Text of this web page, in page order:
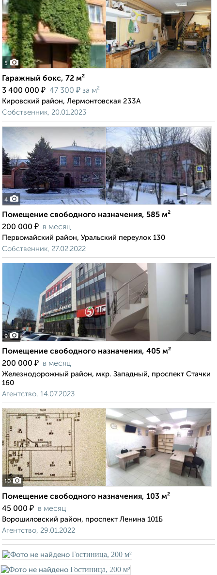
5
Гаражный бокс, 72 м²
3 400 000 ₽ 47 300 ₽ за м²
Кировский район, Лермонтовская 233А
Собственник, 20.01.2023
4
Помещение свободного назначения, 585 м²
200 000 ₽ в месяц
Первомайский район, Уральский переулок 130
Собственник, 27.02.2022
9
Помещение свободного назначения, 405 м²
200 000 ₽ в месяц
Железнодорожный район, мкр. Западный, проспект Стачки
160
Агентство, 14.07.2023
10
Помещение свободного назначения, 103 м²
45 000 ₽ в месяц
Ворошиловский район, проспект Ленина 101Б
Агентство, 29.01.2022